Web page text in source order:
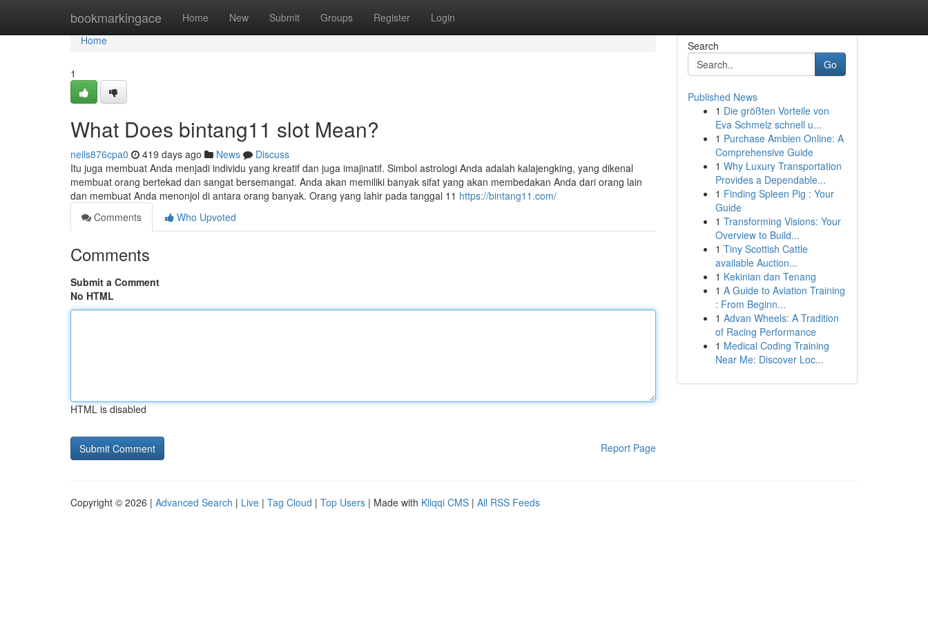
bookmarkingace Home New Submit Groups Register Login
Home
Home
1
What Does bintang11 slot Mean?
neils876cpa0 419 days ago News
Discuss
Itu juga membuat Anda menjadi individu yang kreatif dan juga imajinatif. Simbol astrologi Anda adalah kalajengking, yang dikenal
membuat orang bertekad dan sangat bersemangat. Anda akan memiliki banyak sifat yang akan membedakan Anda dari orang lain
dan membuat Anda menonjol di antara orang banyak. Orang yang lahir pada tanggal 11 https://bintang11.com/
Comments
Who Upvoted
Comments
Submit a Comment
No HTML
HTML is disabled
Report Page
Search
Go
Published News
1 Die größten Vorteile von
Eva Schmelz schnell u...
1 Purchase Ambien Online: A
Comprehensive Guide
1 Why Luxury Transportation
Provides a Dependable...
1 Finding Spleen Pig : Your
Guide
1 Transforming Visions: Your
Overview to Build...
1 Tiny Scottish Cattle
available Auction...
1 Kekinian dan Tenang
1 A Guide to Aviation Training
: From Beginn...
1 Advan Wheels: A Tradition
of Racing Performance
1 Medical Coding Training
Near Me: Discover Loc...
Copyright © 2026 | Advanced Search | Live | Tag Cloud | Top Users | Made with Kliqqi CMS | All RSS Feeds